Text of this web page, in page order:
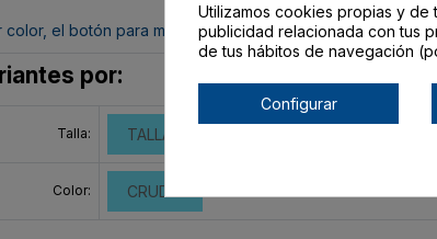
el botón para mandar tu pedido al carrito lo
por:
Talla: TALLA ÚNICA ADULTO
Color: CRUDO
Utilizamos cookies propias y de
publicidad relacionada con tus
de tus hábitos de navegación
Configurar